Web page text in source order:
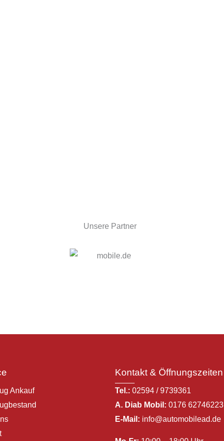
Unsere Partner
Ankauf
Kontakt & Öffnungszeiten
Tel.: 02594 / 9739361
A. Diab Mobil: 0176 62746223
E-Mail: info@automobilead.de